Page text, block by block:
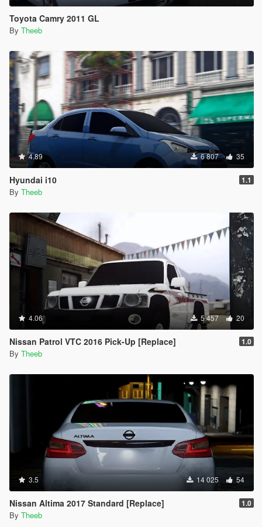
Toyota Camry 2011 GL
By Theeb
4.89 6 807 35
Hyundai i10 1.1
By Theeb
4.06 5 457 20
Nissan Patrol VTC 2016 Pick-Up [Replace] 1.0
By Theeb
3.5 14 025 54
Nissan Altima 2017 Standard [Replace] 1.0
By Theeb